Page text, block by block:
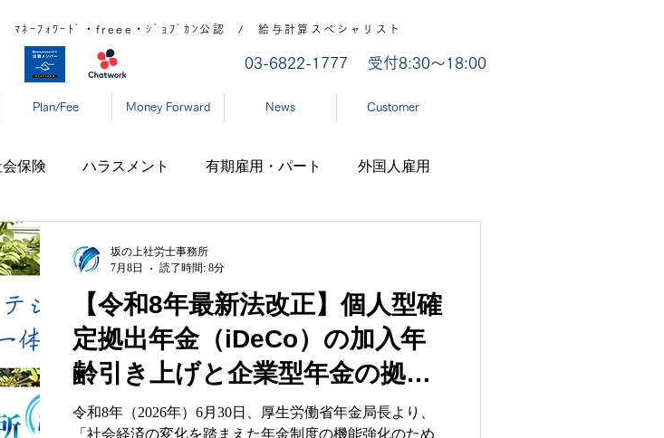
ﾏﾈｰﾌｫﾜｰﾄﾞ・freee・ｼﾞｮﾌﾞｶﾝ公認 / 給与計算スペシャリスト
​03-6822-1777 受付8:30～18:00
Plan/Fee Money Forward News Customer
保険 ハラスメント 有期雇用・パート 外国人雇用
齢者雇用
DX 事業復活支援金 新型コロナ 経済産業省
東京都 大阪府 日本年金機構
【令和8年最新法改正】個人型確
定拠出年金（iDeCo）の加入年
齢引き上げと企業型年金の拠出
制限撤廃に関する実務解説〜社
令和8年（2026年）6月30日、厚生労働省年金局長より、
「社会経済の変化を踏まえた年金制度の機能強化のため
坂の上社労士事務所
7月8日
読了時間: 8分